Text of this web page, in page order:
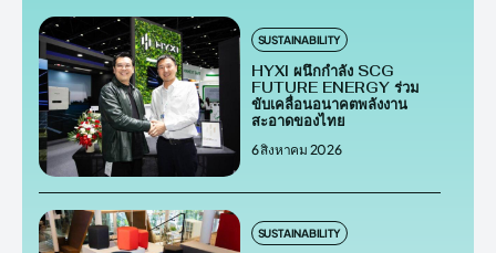
SUSTAINABILITY
HYXI ผนึกกำลัง SCG
FUTURE ENERGY ร่วม
ขับเคลื่อนอนาคตพลังงาน
สะอาดของไทย
6 สิงหาคม 2026
SUSTAINABILITY